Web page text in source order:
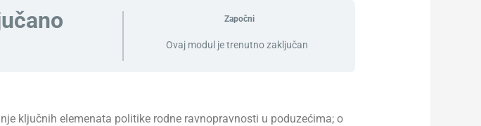
Započni
Ovaj modul je trenutno zaključan
ključnih elemenata politike rodne ravnopravnosti u poduzećima; o